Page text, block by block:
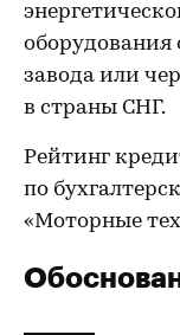
оборудования
завода или
в страны СНГ.
Рейтинг
по
«Моторные